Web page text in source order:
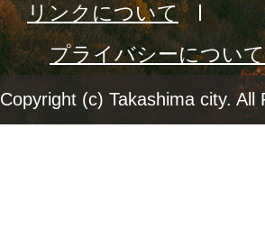
リンクについて
プライバシーについて
Copyright (c) Takashima city. All